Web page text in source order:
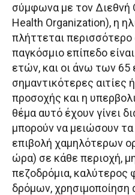
σύμφωνα με τον Διεθνή
Health Organization), η
πλήττεται
παγκόσμιο επίπεδο
ετών, και οι άνω των 65
σημαντικότερες αιτίες
προσοχής και η
θέμα αυτό έχουν γίνει
μπορούν να μειώσουν
επιβολή χαμηλότερων
ώρα) σε κάθε περιοχή,
πεζοδρόμια,
δρόμων,